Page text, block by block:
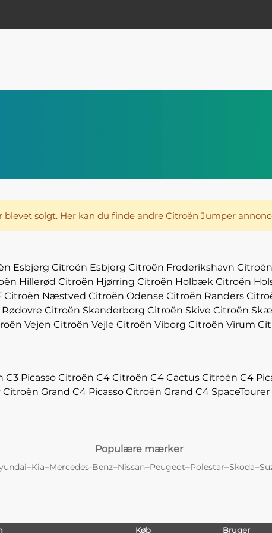
blevet solgt. Her kan du finde andre Citroën Jumper
Esbjerg Citroën Esbjerg Citroën Frederikshavn
Hillerød Citroën Hjørring Citroën Holbæk Citroën
Citroën Næstved Citroën Odense Citroën Randers
Citroën Skanderborg Citroën Skive Citroën
Vejen Citroën Vejle Citroën Viborg Citroën Virum
C3 Picasso Citroën C4 Citroën C4 Cactus Citroën C4
Citroën Grand C4 Picasso Citroën Grand C4 SpaceTourer
Populære mærker
–Kia–Mercedes-Benz–Nissan–Peugeot–Polestar–Skoda–
Køb Bruger